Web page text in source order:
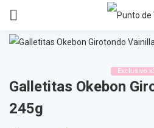
Exclusivo
Galletitas Okebon
245g